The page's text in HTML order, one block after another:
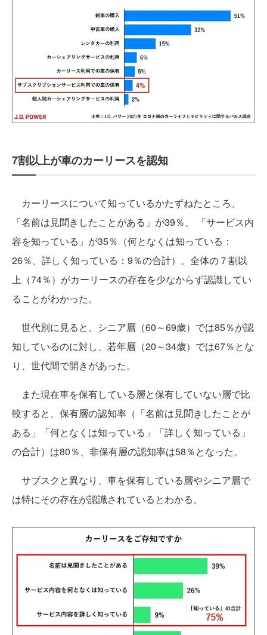
7割以上が車のカーリースを認知
カーリースについて知っているかたずねたところ、
「名前は見聞きしたことがある」が39％、 「サービス内
容を知っている」が35％（何となくは知っている：
26％、詳しく知っている：9％の合計）。全体の７割以
上（74％）がカーリースの存在を少なからず認識してい
ることがわかった。
世代別に見ると、シニア層（60～69歳）では85％が認
知しているのに対し、若年層（20～34歳）では67％とな
り、世代間で開きがあった。
また現在車を保有している層と保有していない層で比
較すると、保有層の認知率（「名前は見聞きしたことが
ある」「何となくは知っている」「詳しく知っている」
の合計）は80％、非保有層の認知率は58％となった。
サブスクと異なり、車を保有している層やシニア層で
は特にその存在が認識されているとわかる。